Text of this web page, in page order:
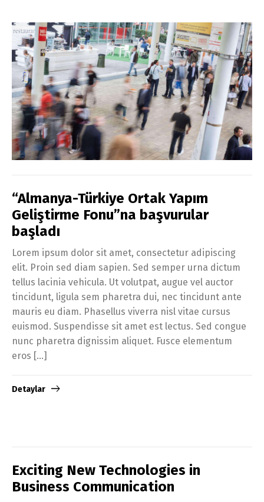
“Almanya-Türkiye Ortak Yapım
Geliştirme Fonu”na başvurular
başladı
Lorem ipsum dolor sit amet, consectetur adipiscing
elit. Proin sed diam sapien. Sed semper urna dictum
tellus lacinia vehicula. Ut volutpat, augue vel auctor
tincidunt, ligula sem pharetra dui, nec tincidunt ante
mauris eu diam. Phasellus viverra nisl vitae cursus
euismod. Suspendisse sit amet est lectus. Sed congue
nunc pharetra dignissim aliquet. Fusce elementum
eros […]
Detaylar
Exciting New Technologies in
Business Communication